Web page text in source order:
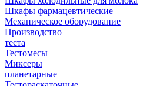
Шкафы фармацевтические
Механическое оборудование
Производство
теста
Тестомесы
Миксеры
планетарные